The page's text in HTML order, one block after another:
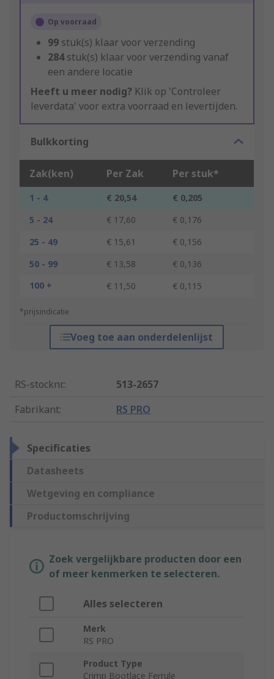
Op voorraad
99 stuk(s) klaar voor verzending
284stuk(s) klaar voor verzending vanaf
een andere locatie
Heeft u meer nodig? Klik op 'Controleer
leverdata' voor extra voorraad en levertijden.
Bulkkorting
Zak(ken) Per Zak Per stuk*
1 - 4 € 20,54
€ 0,205
5 - 24
€ 17,60
€ 0,176
25 - 49
€ 15,61
€ 0,156
50 - 99
€ 13,58
€ 0,136
100 +
€ 11,50 € 0,115
*prijsindicatie
Voeg toe aan onderdelenlijst
RS-stocknr.:
513-2657
Fabrikant: RS PRO
Specificaties
Datasheets
Wetgeving en compliance
Productomschrijving
Zoek vergelijkbare producten door een
of meer kenmerken te selecteren.
Alles selecteren
Merk
RS PRO
Product Type
Crimp Bootlace Ferrule